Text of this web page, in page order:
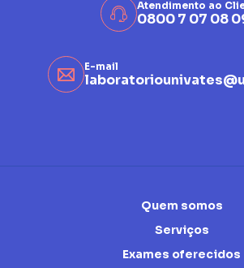
Atendimento ao
0800 7 07 08
E-mail
Quem somos
Serviços
Exames oferecidos